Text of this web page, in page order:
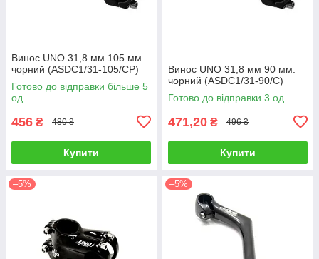
Винос UNO 31,8 мм 105 мм.
чорний (ASDC1/31-105/CP)
Готово до відправки більше 5
од.
456 ₴ 480 ₴
Купити
Винос UNO 31,8 мм 90 мм.
чорний (ASDC1/31-90/C)
Готово до відправки 3 од.
471,20 ₴ 496 ₴
Купити
–5% –5%